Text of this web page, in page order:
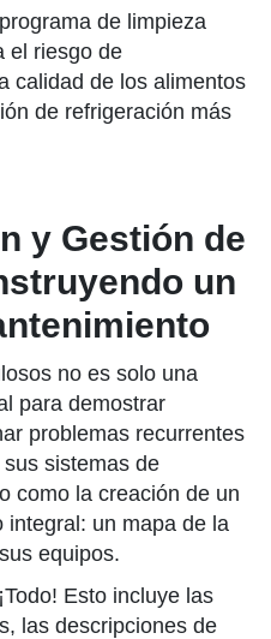
de limpieza
el riesgo de
calidad de los alimentos
de refrigeración más
y Gestión de
un
no es solo una
para demostrar
problemas recurrentes
sistemas de
como la creación de un
integral: un mapa de la
equipos.
Esto incluye las
las descripciones de